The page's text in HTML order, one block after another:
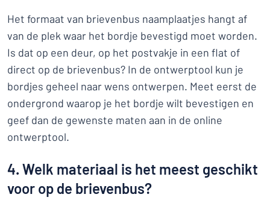
Het formaat van brievenbus naamplaatjes hangt af
van de plek waar het bordje bevestigd moet worden.
Is dat op een deur, op het postvakje in een flat of
direct op de brievenbus? In de ontwerptool kun je
bordjes geheel naar wens ontwerpen. Meet eerst de
ondergrond waarop je het bordje wilt bevestigen en
geef dan de gewenste maten aan in de online
ontwerptool.
4. Welk materiaal is het meest geschikt
voor op de brievenbus?